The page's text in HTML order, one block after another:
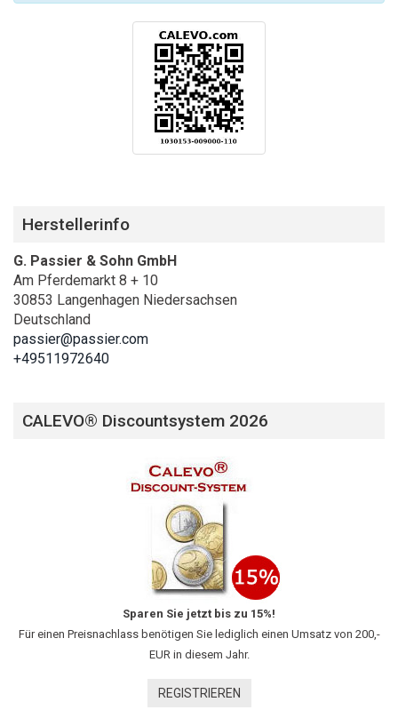
Herstellerinfo
G. Passier & Sohn GmbH
Am Pferdemarkt 8 + 10
30853 Langenhagen Niedersachsen
Deutschland
passier@passier.com
+49511972640
CALEVO® Discountsystem 2026
Sparen Sie jetzt bis zu 15%!
Für einen Preisnachlass benötigen Sie lediglich einen Umsatz von 200,-
EUR in diesem Jahr.
REGISTRIEREN